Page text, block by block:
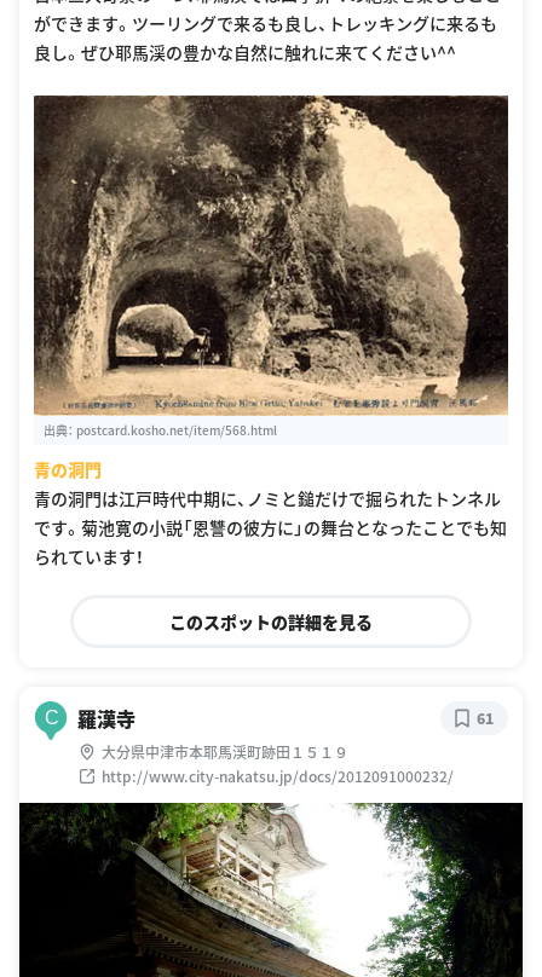
ができます。ツーリングで来るも良し、トレッキングに来るも
良し。ぜひ耶馬渓の豊かな自然に触れに来てください^^
出典： postcard.kosho.net/item/568.html
青の洞門
青の洞門は江戸時代中期に、ノミと鎚だけで掘られたトンネル
です。菊池寛の小説「恩讐の彼方に」の舞台となったことでも知
られています！
このスポットの詳細を見る
C 羅漢寺
大分県中津市本耶馬渓町跡田１５１９
http://www.city-nakatsu.jp/docs/2012091000232/
61